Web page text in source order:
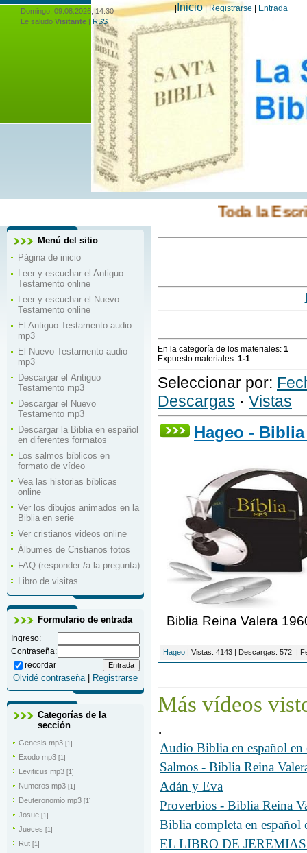
Domingo, 09.08.2026, 14:30
Le saludo Visitante | RSS
|Inicio|Registrarse Entrada
Toda la Escritura
Menú del sitio
Página de inicio
Leer y escuchar el Antiguo
Testamento online
Leer y escuchar el Nuevo
Testamento online
El Antiguo Testamento audio
mp3
El Nuevo Testamento audio
mp3
Descargar el Аntiguo
Testamento mp3
Descargar el Nuevo
Testamento mp3
Descargar la Biblia en español
en diferentes formatos
Los salmos bíblicos en
formato de vídeo
Vea las historias bíblicas
online
Ver los dibujos animados en la
Biblia en serie
Ver cristianos videos online
Álbumes de Cristianos fotos
FAQ (responder /a la pregunta)
Libro de visitas
Formulario de entrada
Ingreso:
Contraseña:
recordar
Olvidé contraseña| Registrarse
Categorías de la
sección
Genesis mp3 [1]
Exodo mp3 [1]
Leviticus mp3 [1]
Numeros mp3 [1]
Deuteronomio mp3 [1]
Josue [1]
Jueces [1]
Rut [1]
En la categoría de los materiales: 1
Expuesto materiales: 1-1
Seleccionar por:
Descargas · Vistas
Hageo -
Biblia Reina Valera
Hageo Vistas: 4143 Descargas: 572
Más vídeos
.
Audio Biblia en español en
Salmos - Biblia Reina
Adán y Eva
Proverbios - Biblia Reina
Biblia completa en
EL LIBRO DE JEREMIAS